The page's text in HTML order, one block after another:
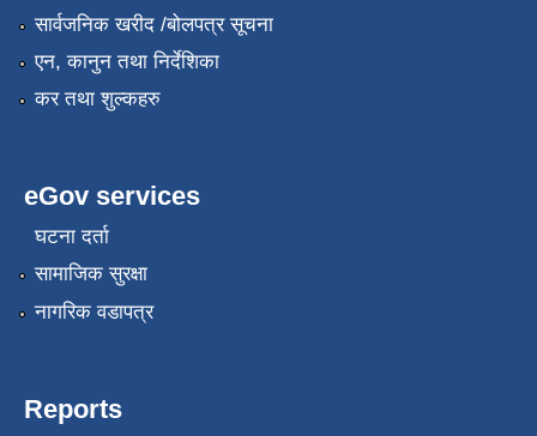
सार्वजनिक खरीद /बोलपत्र सूचना
एन, कानुन तथा निर्देशिका
कर तथा शुल्कहरु
eGov services
घटना दर्ता
सामाजिक सुरक्षा
नागरिक वडापत्र
Reports